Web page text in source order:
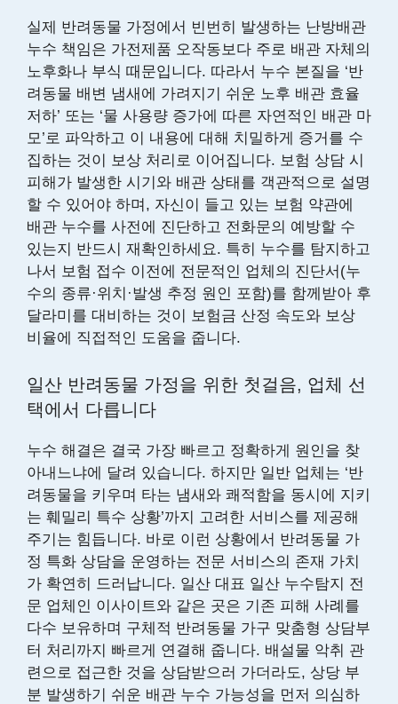
실제 반려동물 가정에서 빈번히 발생하는 난방배관
누수 책임은 가전제품 오작동보다 주로 배관 자체의
노후화나 부식 때문입니다. 따라서 누수 본질을 ‘반
려동물 배변 냄새에 가려지기 쉬운 노후 배관 효율
저하’ 또는 ‘물 사용량 증가에 따른 자연적인 배관 마
모’로 파악하고 이 내용에 대해 치밀하게 증거를 수
집하는 것이 보상 처리로 이어집니다. 보험 상담 시
피해가 발생한 시기와 배관 상태를 객관적으로 설명
할 수 있어야 하며, 자신이 들고 있는 보험 약관에
배관 누수를 사전에 진단하고 전화문의 예방할 수
있는지 반드시 재확인하세요. 특히 누수를 탐지하고
나서 보험 접수 이전에 전문적인 업체의 진단서(누
수의 종류·위치·발생 추정 원인 포함)를 함께받아 후
달라미를 대비하는 것이 보험금 산정 속도와 보상
비율에 직접적인 도움을 줍니다.
일산 반려동물 가정을 위한 첫걸음, 업체 선
택에서 다릅니다
누수 해결은 결국 가장 빠르고 정확하게 원인을 찾
아내느냐에 달려 있습니다. 하지만 일반 업체는 ‘반
려동물을 키우며 타는 냄새와 쾌적함을 동시에 지키
는 훼밀리 특수 상황’까지 고려한 서비스를 제공해
주기는 힘듭니다. 바로 이런 상황에서 반려동물 가
정 특화 상담을 운영하는 전문 서비스의 존재 가치
가 확연히 드러납니다. 일산 대표 일산 누수탐지 전
문 업체인 이사이트와 같은 곳은 기존 피해 사례를
다수 보유하며 구체적 반려동물 가구 맞춤형 상담부
터 처리까지 빠르게 연결해 줍니다. 배설물 악취 관
련으로 접근한 것을 상담받으러 가더라도, 상당 부
분 발생하기 쉬운 배관 누수 가능성을 먼저 의심하